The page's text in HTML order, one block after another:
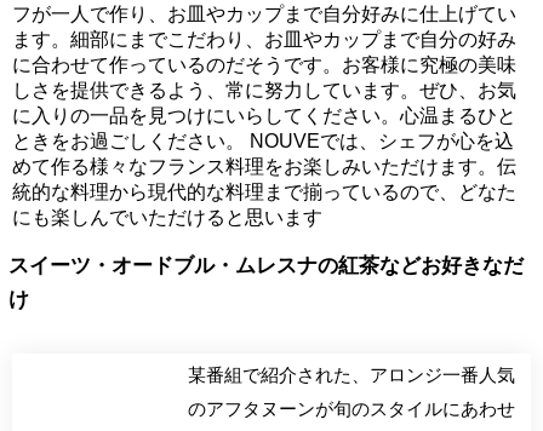
フが一人で作り、お皿やカップまで自分好みに仕上げてい
ます。細部にまでこだわり、お皿やカップまで自分の好み
に合わせて作っているのだそうです。お客様に究極の美味
しさを提供できるよう、常に努力しています。ぜひ、お気
に入りの一品を見つけにいらしてください。心温まるひと
ときをお過ごしください。 NOUVEでは、シェフが心を込
めて作る様々なフランス料理をお楽しみいただけます。伝
統的な料理から現代的な料理まで揃っているので、どなた
にも楽しんでいただけると思います
スイーツ・オードブル・ムレスナの紅茶などお好きなだ
け
某番組で紹介された、アロンジ一番人気
のアフタヌーンが旬のスタイルにあわせ